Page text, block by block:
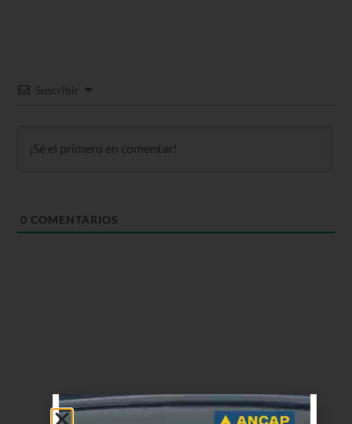
Suscribir
0 COMENTARIOS